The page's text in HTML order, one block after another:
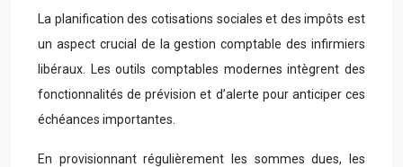
La planification des cotisations sociales et des impôts est
un aspect crucial de la gestion comptable des infirmiers
libéraux. Les outils comptables modernes intègrent des
fonctionnalités de prévision et d’alerte pour anticiper ces
échéances importantes.
En provisionnant régulièrement les sommes dues, les